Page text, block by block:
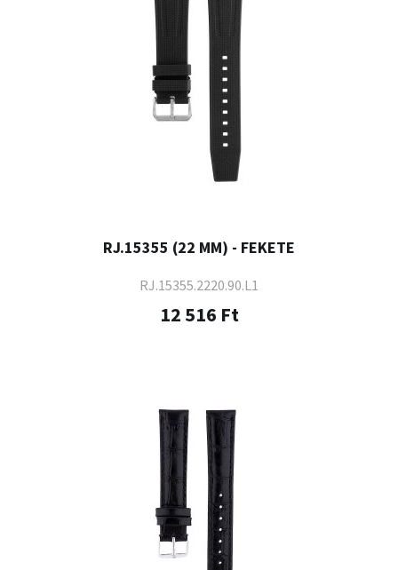
RJ.15355 (22 MM) - FEKETE
RJ.15355.2220.90.L1
12 516 Ft